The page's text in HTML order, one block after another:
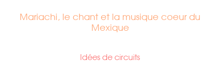
Mariachi, le chant et la musique coeur du
Mexique
Idées de circuits